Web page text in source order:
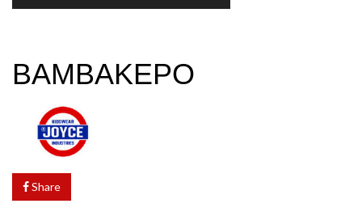
ΒΑΜΒΑΚΕΡΟ
Share